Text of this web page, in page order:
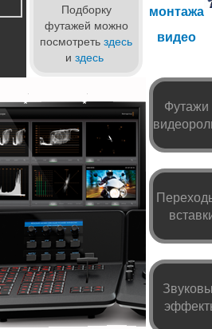
Подборку
футажей можно
посмотреть здесь
и здесь
монтажа
видео
* *
Футажи